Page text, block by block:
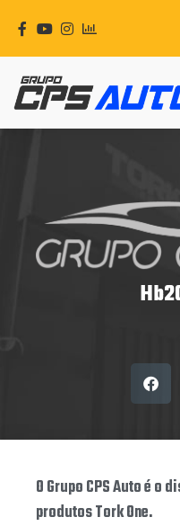
O Grupo CPS Auto é
produtos Tork One.